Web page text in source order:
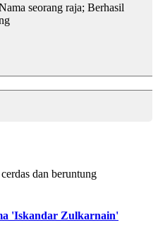
seorang raja; Berhasil
dan beruntung
'Iskandar Zulkarnain'